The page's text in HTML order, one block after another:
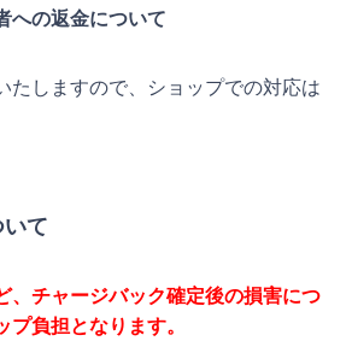
への返金について
たしますので、ショップでの対応は
て
、チャージバック確定後の損害につ
負担となります。